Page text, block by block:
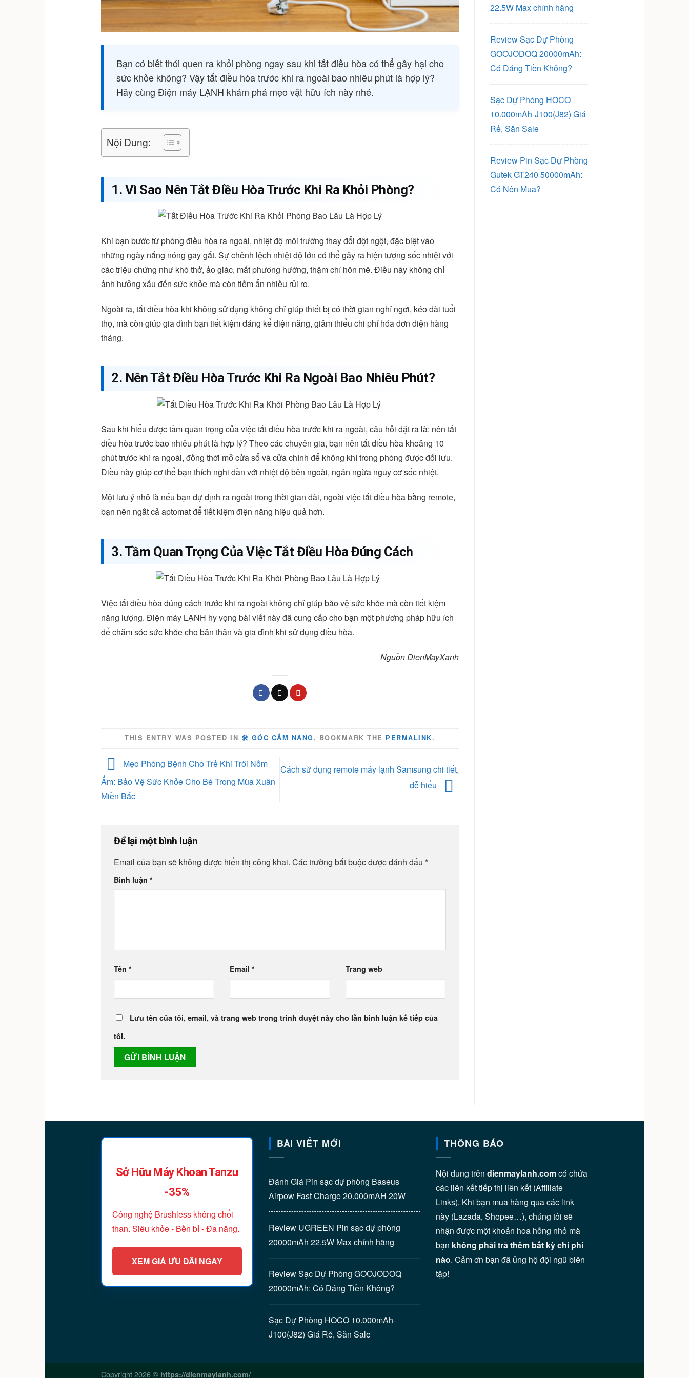
Bạn có biết thói quen ra khỏi phòng ngay sau khi tắt điều hòa có thể gây hại cho
sức khỏe không? Vậy tắt điều hòa trước khi ra ngoài bao nhiêu phút là hợp lý?
Hãy cùng Điện máy LẠNH khám phá mẹo vặt hữu ích này nhé.
Nội Dung:
1. Vì Sao Nên Tắt Điều Hòa Trước Khi Ra Khỏi Phòng?
Khi bạn bước từ phòng điều hòa ra ngoài, nhiệt độ môi trường thay đổi đột ngột, đặc biệt vào
những ngày nắng nóng gay gắt. Sự chênh lệch nhiệt độ lớn có thể gây ra hiện tượng sốc nhiệt với
các triệu chứng như khó thở, ảo giác, mất phương hướng, thậm chí hôn mê. Điều này không chỉ
ảnh hưởng xấu đến sức khỏe mà còn tiềm ẩn nhiều rủi ro.
Ngoài ra, tắt điều hòa khi không sử dụng không chỉ giúp thiết bị có thời gian nghỉ ngơi, kéo dài tuổi
thọ, mà còn giúp gia đình bạn tiết kiệm đáng kể điện năng, giảm thiểu chi phí hóa đơn điện hàng
tháng.
2. Nên Tắt Điều Hòa Trước Khi Ra Ngoài Bao Nhiêu Phút?
Sau khi hiểu được tầm quan trọng của việc tắt điều hòa trước khi ra ngoài, câu hỏi đặt ra là: nên tắt
điều hòa trước bao nhiêu phút là hợp lý? Theo các chuyên gia, bạn nên tắt điều hòa khoảng 10
phút trước khi ra ngoài, đồng thời mở cửa sổ và cửa chính để không khí trong phòng được đối lưu.
Điều này giúp cơ thể bạn thích nghi dần với nhiệt độ bên ngoài, ngăn ngừa nguy cơ sốc nhiệt.
Một lưu ý nhỏ là nếu bạn dự định ra ngoài trong thời gian dài, ngoài việc tắt điều hòa bằng remote,
bạn nên ngắt cả aptomat để tiết kiệm điện năng hiệu quả hơn.
3. Tầm Quan Trọng Của Việc Tắt Điều Hòa Đúng Cách
Việc tắt điều hòa đúng cách trước khi ra ngoài không chỉ giúp bảo vệ sức khỏe mà còn tiết kiệm
năng lượng. Điện máy LẠNH hy vọng bài viết này đã cung cấp cho bạn một phương pháp hữu ích
để chăm sóc sức khỏe cho bản thân và gia đình khi sử dụng điều hòa.
Nguồn DienMayXanh
THIS ENTRY WAS POSTED IN 🛠️ GÓC CẨM NANG . BOOKMARK THE PERMALINK.
Mẹo Phòng Bệnh Cho Trẻ Khi Trời Nồm
Ẩm: Bảo Vệ Sức Khỏe Cho Bé Trong Mùa Xuân
Miền Bắc
Cách sử dụng remote máy lạnh Samsung chi tiết,
dễ hiểu
Để lại một bình luận
Email của bạn sẽ không được hiển thị công khai. Các trường bắt buộc được đánh dấu *
Bình luận *
Tên * Email * Trang web
Lưu tên của tôi, email, và trang web trong trình duyệt này cho lần bình luận kế tiếp của
tôi.
22.5W Max chính hãng
Review Sạc Dự Phòng
GOOJODOQ 20000mAh:
Có Đáng Tiền Không?
Sạc Dự Phòng HOCO
10.000mAh-J100(J82) Giá
Rẻ, Săn Sale
Review Pin Sạc Dự Phòng
Gutek GT240 50000mAh:
Có Nên Mua?
Sở Hữu Máy Khoan Tanzu
-35%
Công nghệ Brushless không chổi
than. Siêu khỏe - Bền bỉ - Đa năng.
XEM GIÁ ƯU ĐÃI NGAY
BÀI VIẾT MỚI
Đánh Giá Pin sạc dự phòng Baseus
Airpow Fast Charge 20.000mAH 20W
Review UGREEN Pin sạc dự phòng
20000mAh 22.5W Max chính hãng
Review Sạc Dự Phòng GOOJODOQ
20000mAh: Có Đáng Tiền Không?
Sạc Dự Phòng HOCO 10.000mAh-
J100(J82) Giá Rẻ, Săn Sale
THÔNG BÁO
Nội dung trêndienmaylanh.comcó chứa
các liên kết tiếp thị liên kết (Affiliate
Links). Khi bạn mua hàng qua các link
này (Lazada, Shopee…), chúng tôi sẽ
nhận được một khoản hoa hồng nhỏ mà
bạn không phải trả thêm bất kỳ chi phí
nào. Cảm ơn bạn đã ủng hộ đội ngũ biên
tập!
Copyright 2026 © https://dienmaylanh.com/